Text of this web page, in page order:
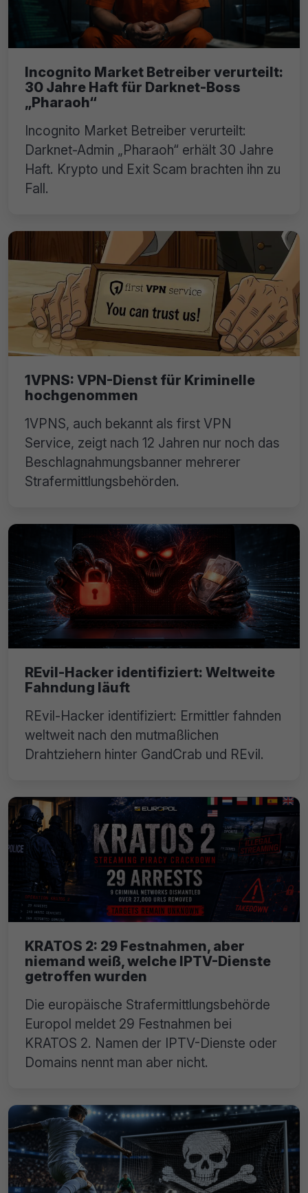
Incognito Market Betreiber verurteilt:
30 Jahre Haft für Darknet-Boss
„Pharaoh“
Incognito Market Betreiber verurteilt:
Darknet-Admin „Pharaoh“ erhält 30 Jahre
Haft. Krypto und Exit Scam brachten ihn zu
Fall.
1VPNS: VPN-Dienst für Kriminelle
hochgenommen
1VPNS, auch bekannt als first VPN
Service, zeigt nach 12 Jahren nur noch das
Beschlagnahmungsbanner mehrerer
Strafermittlungsbehörden.
REvil-Hacker identifiziert: Weltweite
Fahndung läuft
REvil-Hacker identifiziert: Ermittler fahnden
weltweit nach den mutmaßlichen
Drahtziehern hinter GandCrab und REvil.
KRATOS 2: 29 Festnahmen, aber
niemand weiß, welche IPTV-Dienste
getroffen wurden
Die europäische Strafermittlungsbehörde
Europol meldet 29 Festnahmen bei
KRATOS 2. Namen der IPTV-Dienste oder
Domains nennt man aber nicht.